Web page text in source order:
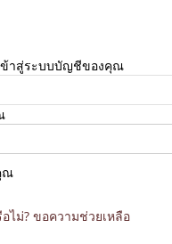
ข้าสู่ระบบบัญชีของคุณ
ณ
ไม่? ขอความช่วยเหลือ